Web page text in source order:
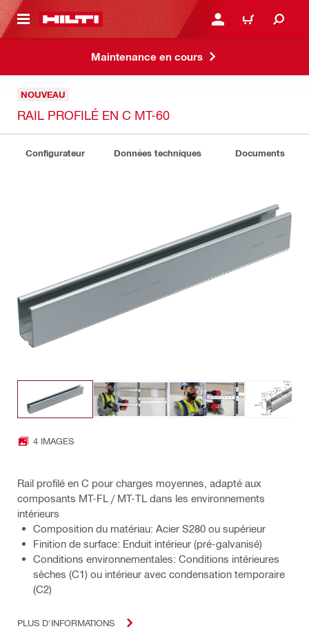
CONTENT CONNEXION OU
PANIER
Maintenance en cours
NOUVEAU
RAIL PROFILÉ EN C MT-60
Configurateur Données techniques Documents
4 IMAGES
Rail profilé en C pour charges moyennes, adapté aux
composants MT-FL / MT-TL dans les environnements
intérieurs
Composition du matériau: Acier S280 ou supérieur
Finition de surface: Enduit intérieur (pré-galvanisé)
Conditions environnementales: Conditions intérieures
sèches (C1) ou intérieur avec condensation temporaire
(C2)
PLUS D'INFORMATIONS